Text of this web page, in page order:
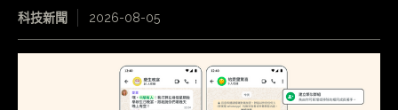
科技新聞 2026-08-05